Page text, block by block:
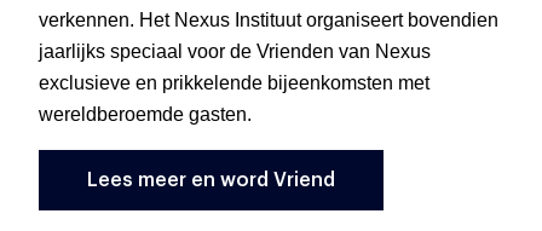
verkennen. Het Nexus Instituut organiseert bovendien
jaarlijks speciaal voor de Vrienden van Nexus
exclusieve en prikkelende bijeenkomsten met
wereldberoemde gasten.
Lees meer en word Vriend